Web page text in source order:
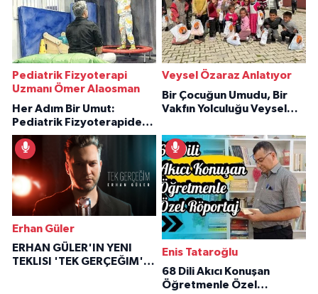
Pediatrik Fizyoterapi
Uzmanı Ömer Alaosman
Her Adım Bir Umut:
Pediatrik Fizyoterapiden
İlham Veren Hikâyeler
Veysel Özaraz Anlatıyor
Bir Çocuğun Umudu, Bir
Vakfın Yolculuğu Veysel
Erhan Güler
ERHAN GÜLER'IN YENI
TEKLISI 'TEK GERÇEĞIM'LE
Enis Tataroğlu
68 Dili Akıcı Konuşan
Öğretmenle Özel